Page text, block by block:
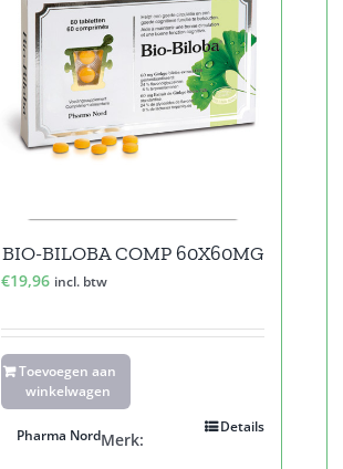
BIO-BILOBA COMP 60X60MG
€19,96 incl. btw
Toevoegen aan
winkelwagen
Details
Merk:
Pharma Nord